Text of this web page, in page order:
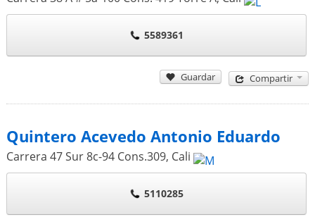
5589361
Guardar Compartir
Quintero Acevedo Antonio Eduardo
Carrera 47 Sur 8c-94 Cons.309, Cali
5110285